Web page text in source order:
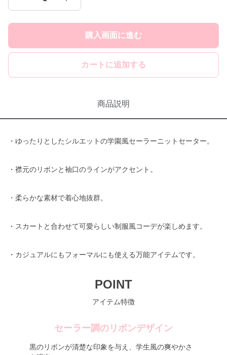
購入画面に進む
カートに追加する
商品説明
・ゆったりとしたシルエットの学園風セーラーニットセーター。
・襟元のリボンと袖口のラインがアクセント。
・柔らかな素材で着心地抜群。
・スカートと合わせて可愛らしい制服風コーデが楽しめます。
・カジュアルにもフォーマルにも使える万能アイテムです。
POINT
アイテム特徴
セーラー調のリボンデザイン
黒のリボンが清楚な印象を与え、学生風の爽やかさ